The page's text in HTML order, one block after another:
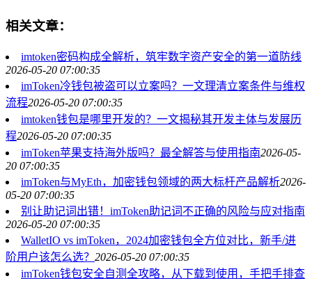
相关文章：
imtoken密码构成全解析，筑牢数字资产安全的第一道防线
2026-05-20 07:00:35
imToken冷钱包被盗可以立案吗？一文理清立案条件与维权
流程2026-05-20 07:00:35
imtoken钱包是哪里开发的？一文揭秘其开发主体与发展历
程2026-05-20 07:00:35
imToken苹果支持海外版吗？最全解答与使用指南2026-05-
20 07:00:35
imToken与MyEth，加密钱包领域的两大标杆产品解析2026-
05-20 07:00:35
别让助记词出错！imToken助记词不正确的风险与应对指南
2026-05-20 07:00:35
WalletIO vs imToken，2024加密钱包全方位对比，新手/进
阶用户该怎么选？ 2026-05-20 07:00:35
imToken钱包安全自测全攻略，从下载到使用，手把手排查